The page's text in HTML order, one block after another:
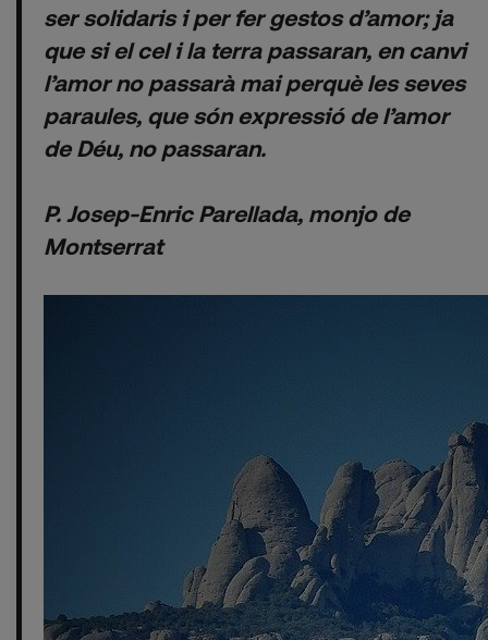
ser solidaris i per fer gestos d’amor; ja
que si el cel i la terra passaran, en canvi
l’amor no passarà mai perquè les seves
paraules, que són expressió de l’amor
de Déu, no passaran.
P. Josep-Enric Parellada, monjo de
Montserrat